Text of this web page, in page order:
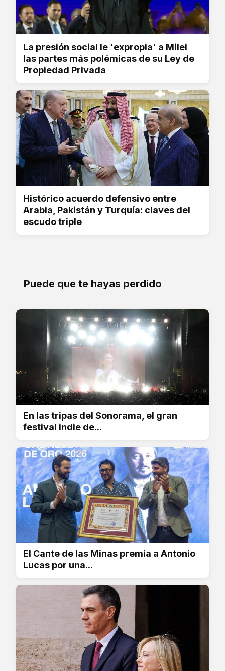
La presión social le 'expropia' a Milei
las partes más polémicas de su Ley de
Propiedad Privada
Histórico acuerdo defensivo entre
Arabia, Pakistán y Turquía: claves del
escudo triple
Puede que te hayas perdido
En las tripas del Sonorama, el gran
festival indie de...
El Cante de las Minas premia a Antonio
Lucas por una...